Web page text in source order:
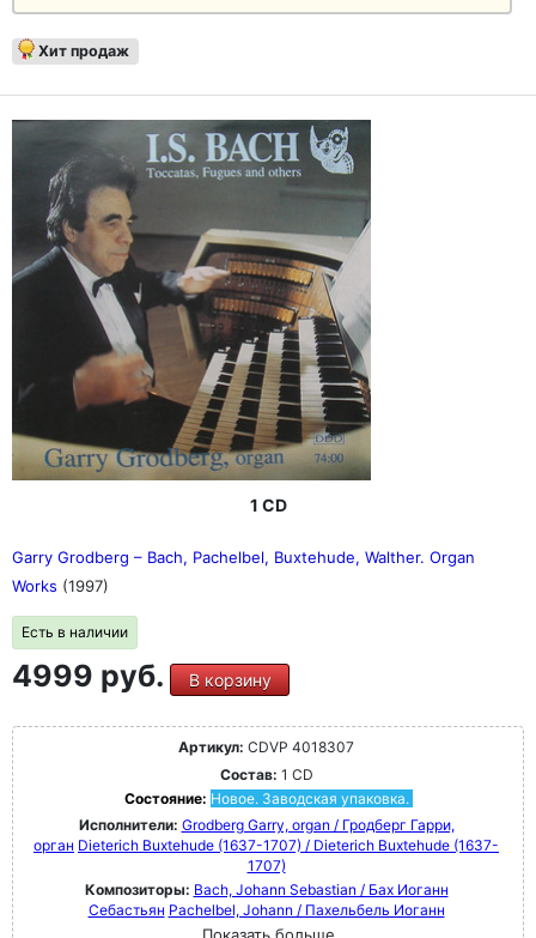
Хит продаж
1 CD
Garry Grodberg – Bach, Pachelbel, Buxtehude, Walther. Organ
Works (1997)
Есть в наличии
4999 руб. В корзину
Артикул: CDVP 4018307
Состав: 1 CD
Состояние: Новое. Заводская упаковка.
Исполнители: Grodberg Garry, organ / Гродберг Гарри,
орган Dieterich Buxtehude (1637-1707) / Dieterich Buxtehude (1637-
1707)
Композиторы: Bach, Johann Sebastian / Бах Иоганн
Себастьян Pachelbel, Johann / Пахельбель Иоганн